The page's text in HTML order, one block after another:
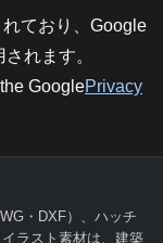
ており、Google
れます。
GooglePrivacy
・DXF）、ハッチ
ラスト素材は、建築